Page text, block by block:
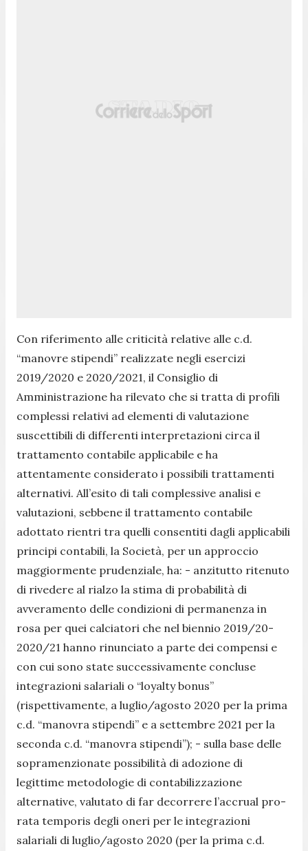
Con riferimento alle criticità relative alle c.d.
“manovre stipendi” realizzate negli esercizi
2019/2020 e 2020/2021, il Consiglio di
Amministrazione ha rilevato che si tratta di profili
complessi relativi ad elementi di valutazione
suscettibili di differenti interpretazioni circa il
trattamento contabile applicabile e ha
attentamente considerato i possibili trattamenti
alternativi. All’esito di tali complessive analisi e
valutazioni, sebbene il trattamento contabile
adottato rientri tra quelli consentiti dagli applicabili
principi contabili, la Società, per un approccio
maggiormente prudenziale, ha: - anzitutto ritenuto
di rivedere al rialzo la stima di probabilità di
avveramento delle condizioni di permanenza in
rosa per quei calciatori che nel biennio 2019/20-
2020/21 hanno rinunciato a parte dei compensi e
con cui sono state successivamente concluse
integrazioni salariali o “loyalty bonus”
(rispettivamente, a luglio/agosto 2020 per la prima
c.d. “manovra stipendi” e a settembre 2021 per la
seconda c.d. “manovra stipendi”); - sulla base delle
sopramenzionate possibilità di adozione di
legittime metodologie di contabilizzazione
alternative, valutato di far decorrere l’accrual pro-
rata temporis degli oneri per le integrazioni
salariali di luglio/agosto 2020 (per la prima c.d.